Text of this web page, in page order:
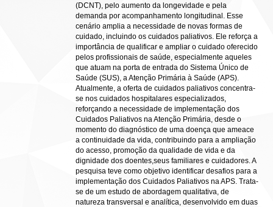
(DCNT), pelo aumento da longevidade e pela
demanda por acompanhamento longitudinal. Esse
cenário amplia a necessidade de novas formas de
cuidado, incluindo os cuidados paliativos. Ele reforça a
importância de qualificar e ampliar o cuidado oferecido
pelos profissionais de saúde, especialmente aqueles
que atuam na porta de entrada do Sistema Único de
Saúde (SUS), a Atenção Primária à Saúde (APS).
Atualmente, a oferta de cuidados paliativos concentra-
se nos cuidados hospitalares especializados,
reforçando a necessidade de implementação dos
Cuidados Paliativos na Atenção Primária, desde o
momento do diagnóstico de uma doença que ameace
a continuidade da vida, contribuindo para a ampliação
do acesso, promoção da qualidade de vida e da
dignidade dos doentes,seus familiares e cuidadores. A
pesquisa teve como objetivo identificar desafios para a
implementação dos Cuidados Paliativos na APS. Trata-
se de um estudo de abordagem qualitativa, de
natureza transversal e analítica, desenvolvido em duas